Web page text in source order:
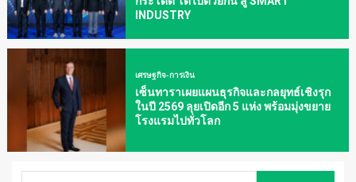
INDUSTRY
เศรษฐกิจ-การเงิน
เซ็นทาราเผยแผนธุรกิจและกลยุทธ์เชิงรุก
ในปี 2569 ลุยเปิดอีก 5 แห่ง พร้อมมุ่งขยาย
โรงแรมไปทั่วโลก